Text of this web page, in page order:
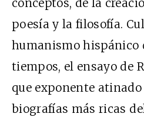
conceptos, de la
poesía y la filosofía.
humanismo hispánico
tiempos, el ensayo de
que exponente
biografías más ricas